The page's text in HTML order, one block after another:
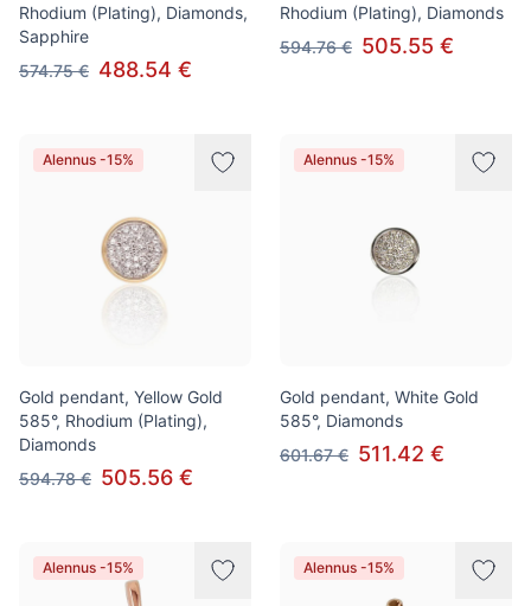
Rhodium (Plating), Diamonds,
Sapphire
574.75 € 488.54 €
Rhodium (Plating), Diamonds
594.76 € 505.55 €
Alennus -15%
Gold pendant, Yellow Gold
585°, Rhodium (Plating),
Diamonds
594.78 € 505.56 €
Alennus -15%
Gold pendant, White Gold
585°, Diamonds
601.67 € 511.42 €
Alennus -15% Alennus -15%